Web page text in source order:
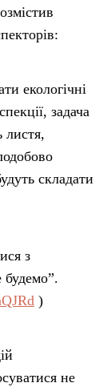
екологічні
задача
листя,
складати
з
)
не